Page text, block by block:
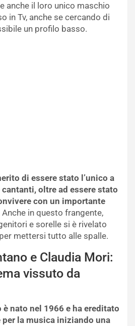
anche il loro unico maschio
in Tv, anche se cercando di
un profilo basso.
di essere stato l’unico a
oltre ad essere stato
con un importante
Anche in questo frangente,
e sorelle si è rivelato
mettersi tutto alle spalle.
e Claudia Mori:
vissuto da
è nato nel 1966 e ha ereditato
per la musica iniziando una